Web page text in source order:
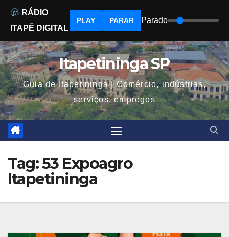
to
content
Itapetininga SP
Guia de Itapetininga | Comércio, indústrias,
serviços, empregos
Tag:53 Expoagro
Itapetininga
RÁDIO
ITAPÊ DIGITAL
PLAY PARAR Parado